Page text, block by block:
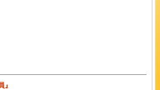
』